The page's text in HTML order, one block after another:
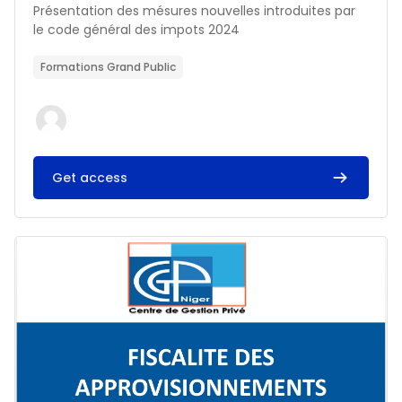
Résumé du cours :
Présentation des mésures nouvelles introduites par
le code général des impots 2024
Formations Grand Public
Get access
Image du cours FISCALITE DES APPROVISIONNEMENTS